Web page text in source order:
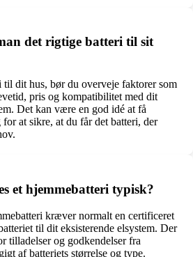
det rigtige batteri til sit
dit hus, bør du overveje faktorer som
pris og kompatibilitet med dit
Det kan være en god idé at få
at sikre, at du får det batteri, der
et hjemmebatteri typisk?
kræver normalt en certificeret
til dit eksisterende elsystem. Der
tilladelser og godkendelser fra
af batteriets størrelse og type.